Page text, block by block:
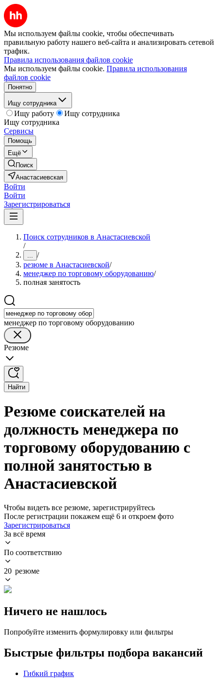
Мы используем файлы cookie, чтобы обеспечивать
правильную работу нашего веб-сайта и анализировать сетевой
трафик.
Правила использования файлов cookie
Мы используем файлы cookie. Правила использования
файлов cookie
Понятно
Ищу сотрудника
Ищу работу
Ищу сотрудника
Ищу сотрудника
Сервисы
Помощь
Ещё
Поиск
Анастасиевская
Войти
Войти
Зарегистрироваться
Поиск сотрудников в Анастасиевской
/
... /
резюме в Анастасиевской/
менеджер по торговому оборудованию/
полная занятость
менеджер по торговому оборудованию
Резюме
Найти
Резюме соискателей на
должность менеджера по
торговому оборудованию с
полной занятостью в
Анастасиевской
Чтобы видеть все резюме, зарегистрируйтесь
После регистрации покажем ещё 6 и откроем фото
Зарегистрироваться
За всё время
По соответствию
20 резюме
Ничего не нашлось
Попробуйте изменить формулировку или фильтры
Быстрые фильтры подбора вакансий
Гибкий график